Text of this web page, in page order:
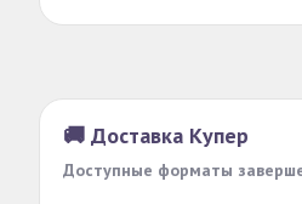
🚚 Доставка Купер
Доступные форматы